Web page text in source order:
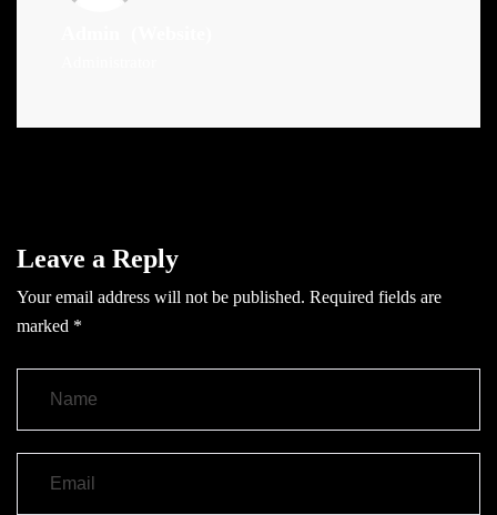
Leave a Reply
Your email address will not be published. Required fields are
marked *